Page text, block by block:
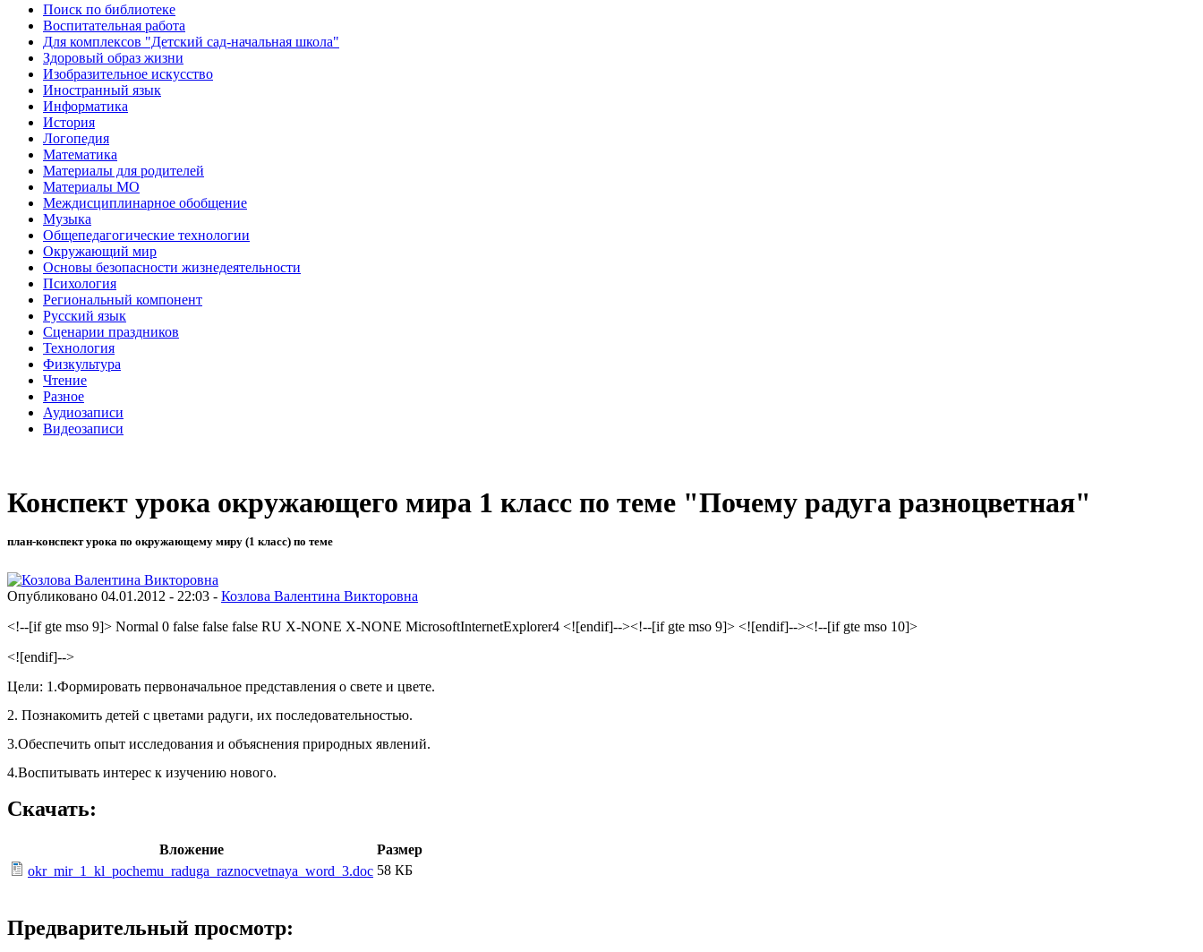
Поиск по библиотеке
Воспитательная работа
Для комплексов "Детский сад-начальная школа"
Здоровый образ жизни
Изобразительное искусство
Иностранный язык
Информатика
История
Логопедия
Математика
Материалы для родителей
Материалы МО
Междисциплинарное обобщение
Музыка
Общепедагогические технологии
Окружающий мир
Основы безопасности жизнедеятельности
Психология
Региональный компонент
Русский язык
Сценарии праздников
Технология
Физкультура
Чтение
Разное
Аудиозаписи
Видеозаписи
Конспект урока окружающего мира 1 класс по теме "Почему радуга разноцветная"
план-конспект урока по окружающему миру (1 класс) по теме
Опубликовано 04.01.2012 - 22:03 - Козлова Валентина Викторовна
<!--[if gte mso 9]> Normal 0 false false false RU X-NONE X-NONE MicrosoftInternetExplorer4 <![endif]--><!--[if gte mso 9]> <![endif]--><!--[if gte mso 10]>
<![endif]-->
Цели: 1.Формировать первоначальное представления о свете и цвете.
2. Познакомить детей с цветами радуги, их последовательностью.
3.Обеспечить опыт исследования и объяснения природных явлений.
4.Воспитывать интерес к изучению нового.
Скачать:
Вложение
Размер
okr_mir_1_kl_pochemu_raduga_raznocvetnaya_word_3.doc 58 КБ
Предварительный просмотр: